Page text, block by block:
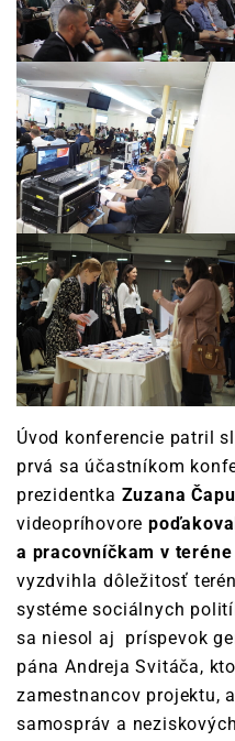
Úvod konferencie patril
prvá sa účastníkom
prezidentka Zuzana
videopríhovore
a pracovníčkam v
vyzdvihla dôležitosť
systéme sociálnych
sa niesol aj príspevok
pána Andreja Svitáča,
zamestnancov projektu,
samospráv a